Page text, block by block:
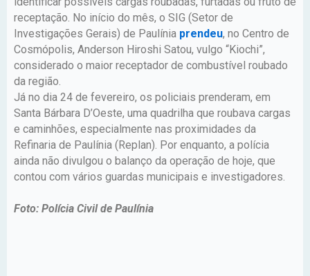
receptação. No início do mês, o SIG (Setor de
Investigações Gerais) de Paulínia prendeu, no Centro de
Cosmópolis, Anderson Hiroshi Satou, vulgo “Kiochi”,
considerado o maior receptador de combustível roubado
da região.
Já no dia 24 de fevereiro, os policiais prenderam, em
Santa Bárbara D’Oeste, uma quadrilha que roubava cargas
e caminhões, especialmente nas proximidades da
Refinaria de Paulínia (Replan). Por enquanto, a polícia
ainda não divulgou o balanço da operação de hoje, que
contou com vários guardas municipais e investigadores.
Foto: Polícia Civil de Paulínia